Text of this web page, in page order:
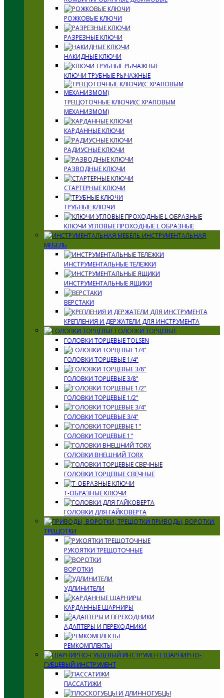
РОЖКОВЫЕ КЛЮЧИ
РАЗРЕЗНЫЕ КЛЮЧИ
НАКИДНЫЕ КЛЮЧИ
КЛЮЧИ ТРУБНЫЕ РЫЧАЖНЫЕ
ТРЕЩОТОЧНЫЕ КЛЮЧИ(С ХРАПОВЫМ
МЕХАНИЗМОМ)
КАРДАННЫЕ КЛЮЧИ
РАДИУСНЫЕ КЛЮЧИ
РАЗВОДНЫЕ КЛЮЧИ
СТАРТЕРНЫЕ КЛЮЧИ
ТРУБНЫЕ КЛЮЧИ
КЛЮЧИ УГЛОВЫЕ ПРОХОДНЫЕ L ОБРАЗНЫЕ
ИНСТРУМЕНТАЛЬНАЯ
МЕБЕЛЬ
ИНСТРУМЕНТАЛЬНЫЕ ТЕЛЕЖКИ
ИНСТРУМЕНТАЛЬНЫЕ ЯЩИКИ
ВЕРСТАКИ
КРЕПЛЕНИЯ И ДЕРЖАТЕЛИ ДЛЯ ИНСТРУМЕНТА
ГОЛОВКИ ТОРЦЕВЫЕ
ГОЛОВКИ ТОРЦЕВЫЕ TOLSEN
ГОЛОВКИ ТОРЦЕВЫЕ 1/4"
ГОЛОВКИ ТОРЦЕВЫЕ 3/8"
ГОЛОВКИ ТОРЦЕВЫЕ 1/2"
ГОЛОВКИ ТОРЦЕВЫЕ 3/4"
ГОЛОВКИ ТОРЦЕВЫЕ 1"
ГОЛОВКИ ВНЕШНИЙ TORX
ГОЛОВКИ ТОРЦЕВЫЕ СВЕЧНЫЕ
Т-ОБРАЗНЫЕ КЛЮЧИ
ГОЛОВКИ ДЛЯ ГАЙКОВЕРТА
ПРИВОДЫ, ВОРОТКИ,
ТРЕЩОТКИ
РУКОЯТКИ ТРЕЩОТОЧНЫЕ
ВОРОТКИ
УДЛИНИТЕЛИ
КАРДАННЫЕ ШАРНИРЫ
АДАПТЕРЫ И ПЕРЕХОДНИКИ
РЕМКОМПЛЕКТЫ
ШАРНИРНО-
ГУБЦЕВЫЙ ИНСТРУМЕНТ
ПАССАТИЖИ